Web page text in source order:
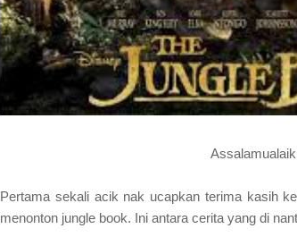
Pertama sekali acik nak ucapkan terima kasih
menonton jungle book. Ini antara cerita yang di